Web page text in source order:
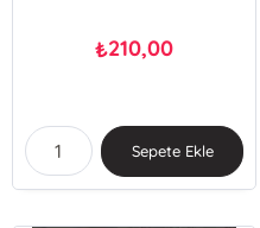
₺210,00
Sepete Ekle